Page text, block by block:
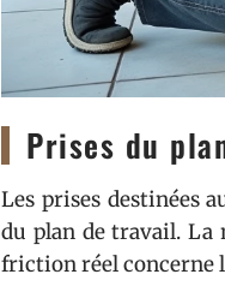
Prises du
Les prises destinées
du plan de travail. La
friction réel concerne